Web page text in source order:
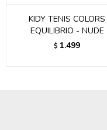
KIDY TENIS COLORS
EQUILIBRIO - NUDE
$ 1.499